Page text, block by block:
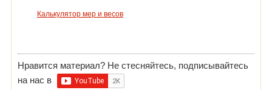
Калькулятор мер и весов
Нравится материал? Не стесняйтесь, подписывайтесь
на нас в